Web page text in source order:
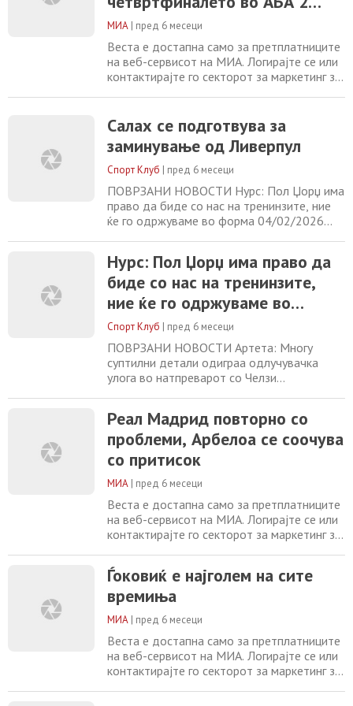
Ѓоковиќ е најголем на сите времиња
лигата
МИА | пред 6 месеци
Веста е достапна само за претплатниците
на веб-сервисот на МИА. Логирајте се или
контактирајте го секторот за маркетинг за
со проблеми, Арбелоа се соочува со
притисок Ѓоковиќ е најголем на сите
времиња Салах се подготвува за
заминување од Ливерпул Нурс: Пол Џорџ
Салах се подготвува за
заминување од Ливерпул
Спорт Клуб | пред 6 месеци
ПОВРЗАНИ НОВОСТИ Нурс: Пол Џорџ има
право да биде со нас на тренинзите, ние
ќе го одржуваме во форма 04/02/2026
Челзи 04/02/2026 Флик: Барселона е
најдобриот клуб во светот 04/02/2026
Јилдиз ќе потпише нов договор со Јувентус
04/02/2026
Нурс: Пол Џорџ има право да
биде со нас на тренинзите,
ние ќе го одржуваме во
форма
Спорт Клуб | пред 6 месеци
ПОВРЗАНИ НОВОСТИ Артета: Многу
суптилни детали одиграа одлучувачка
улога во натпреварот со Челзи
потпише нов договор со Јувентус
04/02/2026 Флег игра чудесна руки сезона
во НБА лигата 04/02/2026
Реал Мадрид повторно со
проблеми, Арбелоа се соочува
со притисок
МИА | пред 6 месеци
Веста е достапна само за претплатниците
на веб-сервисот на МИА. Логирајте се или
контактирајте го секторот за маркетинг за
marketing@mia.mk Ѓоковиќ е најголем на
сите времиња Салах се подготвува за
заминување од Ливерпул Нурс: Пол Џорџ
има право да биде со нас на тренинзите,
ние ќе го одржуваме во форма
Олимпиецот
Ѓоковиќ е најголем на сите
времиња
МИА | пред 6 месеци
Веста е достапна само за претплатниците
на веб-сервисот на МИА. Логирајте се или
контактирајте го секторот за маркетинг за